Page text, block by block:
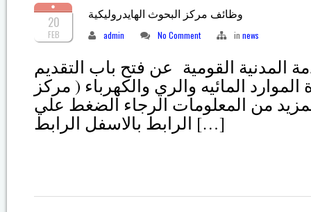
20
FEB
وظائف مركز البحوث الهايدروليكية
admin No Comment in news
المدنية القومية عن فتح باب التقديم
المائيه والري والكهرباء ( مركز
من المعلومات الرجاء الضغط علي
الرابط بالاسفل الرابط […]